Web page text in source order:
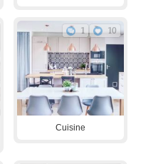
1 10
Cuisine